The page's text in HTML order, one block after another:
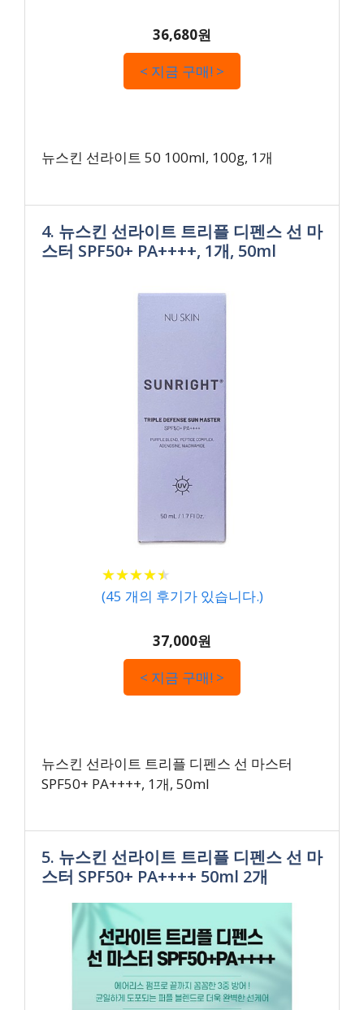
36,680원
< 지금 구매! >
뉴스킨 선라이트 50 100ml, 100g, 1개
4. 뉴스킨 선라이트 트리플 디펜스 선 마
스터 SPF50+ PA++++, 1개, 50ml
★★★★★
★★★★★
(45 개의 후기가 있습니다.)
37,000원
< 지금 구매! >
뉴스킨 선라이트 트리플 디펜스 선 마스터
SPF50+ PA++++, 1개, 50ml
5. 뉴스킨 선라이트 트리플 디펜스 선 마
스터 SPF50+ PA++++ 50ml 2개